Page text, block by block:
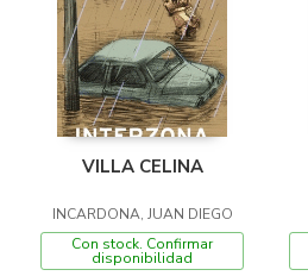
VILLA CELINA
INCARDONA, JUAN DIEGO
Con stock. Confirmar
disponibilidad